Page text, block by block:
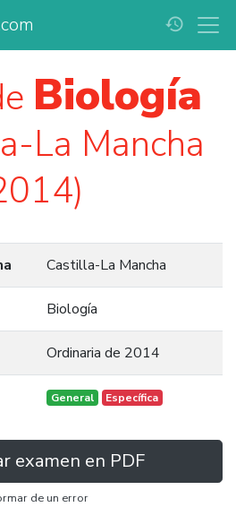
history
Biología
La Mancha
Castilla-La Mancha
Biología
Ordinaria de 2014
General Específica
examen en PDF
de un error